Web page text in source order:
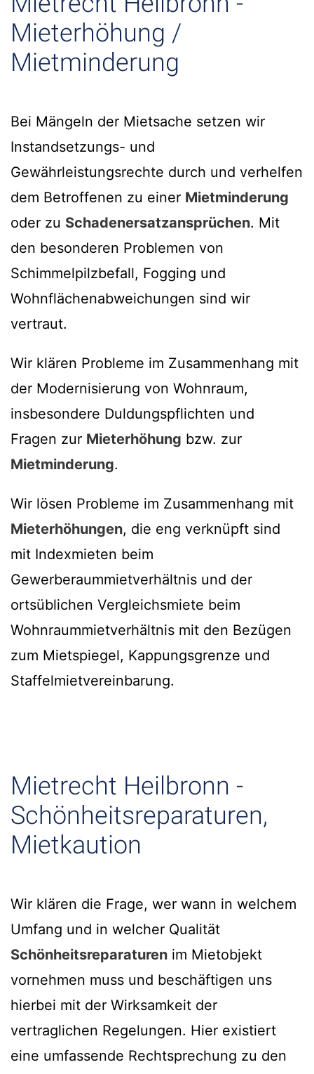
Mieterhöhung /
Mietminderung
Bei Mängeln der Mietsache setzen wir
Instandsetzungs- und
Gewährleistungsrechte durch und verhelfen
dem Betroffenen zu einer Mietminderung
oder zu Schadenersatzansprüchen. Mit
den besonderen Problemen von
Schimmelpilzbefall, Fogging und
Wohnflächenabweichungen sind wir
vertraut.
Wir klären Probleme im Zusammenhang mit
der Modernisierung von Wohnraum,
insbesondere Duldungspflichten und
Fragen zur Mieterhöhung bzw. zur
Mietminderung.
Wir lösen Probleme im Zusammenhang mit
Mieterhöhungen, die eng verknüpft sind
mit Indexmieten beim
Gewerberaummietverhältnis und der
ortsüblichen Vergleichsmiete beim
Wohnraummietverhältnis mit den Bezügen
zum Mietspiegel, Kappungsgrenze und
Staffelmietvereinbarung.
Mietrecht Heilbronn -
Schönheitsreparaturen,
Mietkaution
Wir klären die Frage, wer wann in welchem
Umfang und in welcher Qualität
Schönheitsreparaturen im Mietobjekt
vornehmen muss und beschäftigen uns
hierbei mit der Wirksamkeit der
vertraglichen Regelungen. Hier existiert
eine umfassende Rechtsprechung zu den